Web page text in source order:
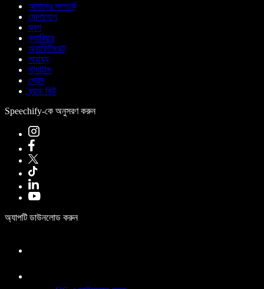
আমাদের সম্পর্কে
যোগাযোগ
ব্লগ
ক্যারিয়ার
অ্যাফিলিয়েট
সাহায্য
স্ট্যাটাস
প্রেস
ব্র্যান্ড কিট
Speechify-কে অনুসরণ করুন
অ্যাপটি ডাউনলোড করুন